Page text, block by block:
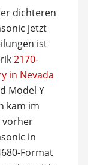
dichteren
jetzt
ist
2170-
in Nevada
Model Y
kam im
vorher
in
Format